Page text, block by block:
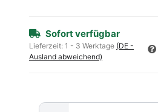
Sofort verfügbar
Lieferzeit: 1 - 3 Werktage (DE -
Ausland abweichend)